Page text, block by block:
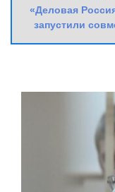
«Деловая
запустили